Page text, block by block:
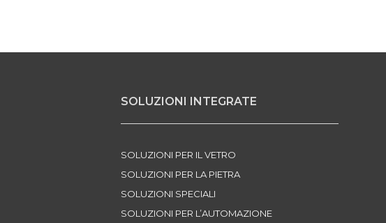
SOLUZIONI INTEGRATE
SOLUZIONI PER IL VETRO
SOLUZIONI PER LA PIETRA
SOLUZIONI SPECIALI
SOLUZIONI PER L’AUTOMAZIONE